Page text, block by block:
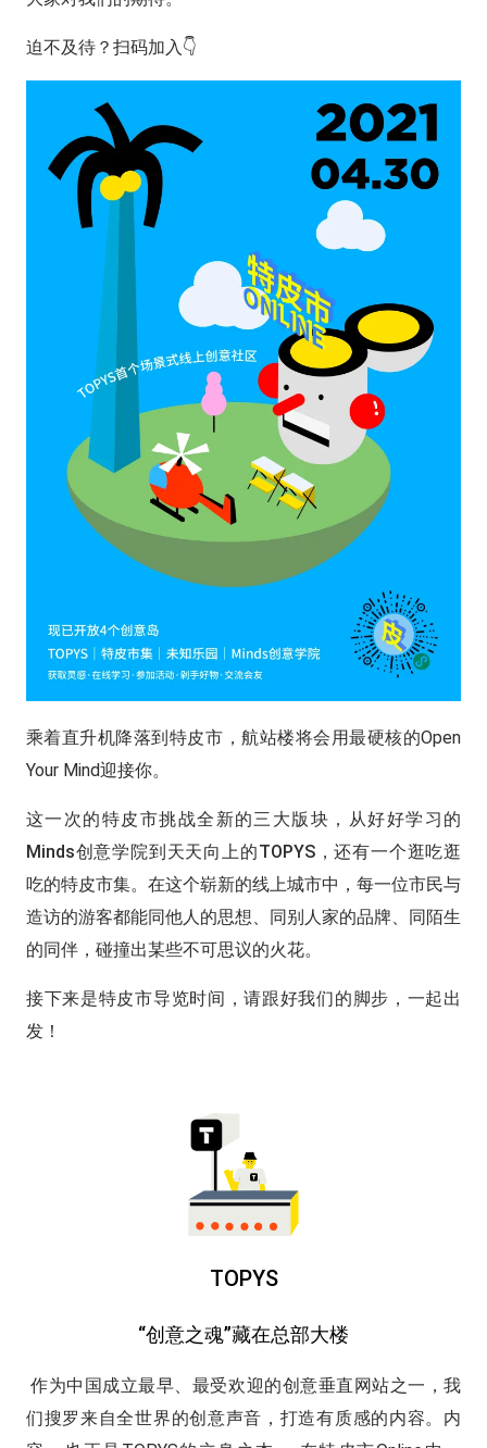
迫不及待？扫码加入👇
乘着直升机降落到特皮市，航站楼将会用最硬核的Open
Your Mind迎接你。
这一次的特皮市挑战全新的三大版块，从好好学习的
Minds创意学院到天天向上的TOPYS，还有一个逛吃逛
吃的特皮市集。 在这个崭新的线上城市中，每一位市民与
造访的游客都能同他人的思想、同别人家的品牌、同陌生
的同伴，碰撞出某些不可思议的火花。
接下来是特皮市导览时间，请跟好我们的脚步，一起出
发！
TOPYS
“创意之魂”藏在总部大楼
作为中国成立最早、最受欢迎的创意垂直网站之一，我
们搜罗来自全世界的创意声音，打造有质感的内容。内